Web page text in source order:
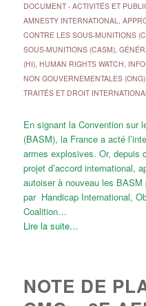
DOCUMENT- ACTIVITÉS ET
AMNESTY INTERNATIONAL,
CONTRE LES SOUS-MUNITIONS
SOUS-MUNITIONS (CASM),
(HI), HUMAN RIGHTS WATCH,
NON GOUVERNEMENTALES (ONG),
TRAITÉS ET DROIT
En signant la Convention sur
(BASM), la France a acté
armes explosives. Or, depuis
projet d’accord international,
autoiser à nouveau les
par Handicap International,
Coalition…
Lire la suite…
NOTE DE